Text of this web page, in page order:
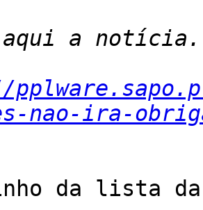
nao-ira-
da lista da